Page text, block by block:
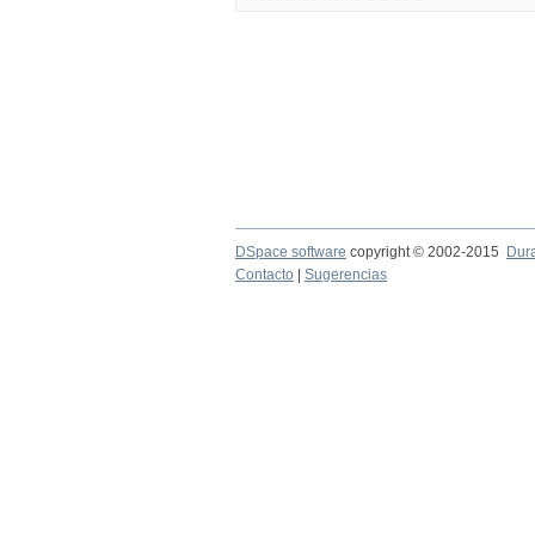
DSpace software copyright © 2002-2015
Contacto
Sugerencias